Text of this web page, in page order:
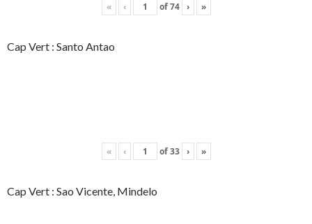
« ‹ of74 › »
Cap Vert : Santo Antao
« ‹ of33 › »
Cap Vert : Sao Vicente, Mindelo